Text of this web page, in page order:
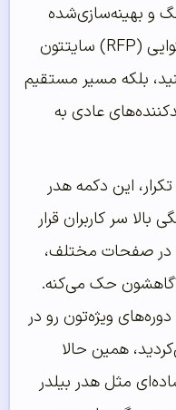
و بهینه‌سازی‌شده
برای موبایل، نه تنها ساختار محتوایی (RFP) سایتتون
بلکه مسیر مستقیم
عادی به
این دکمه هدر
سر کاربران قرار
در صفحات مختلف،
حک می‌کنه.
ویژه‌تون رو در
همین حالا
مثل هدر بیلدر